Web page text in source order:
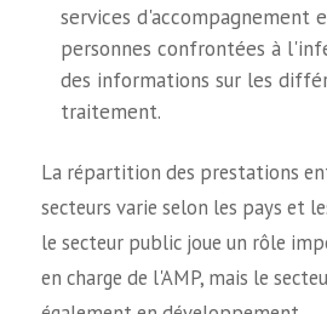
services d'accompagnement
personnes confrontées à
des informations sur les
traitement.
La répartition des prestations
secteurs varie selon les pays et
le secteur public joue un rôle
en charge de l'AMP, mais le